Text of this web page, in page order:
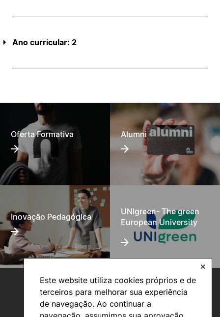
Este website utiliza cookies próprios e de
terceiros para melhorar sua experiência
de navegação. Ao continuar a
✕
Ano curricular: 2
Oferta Formativa Alumni
Inovação Pedagógica
UNIgreen- The green
European University